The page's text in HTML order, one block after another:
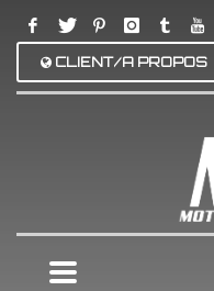
CLIENT/A PROPOS